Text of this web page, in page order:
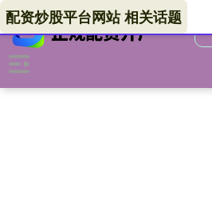
配资炒股平台网站 相关话题